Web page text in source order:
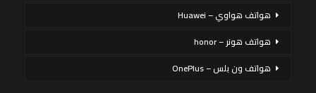
هواتف هواوي – Huawei
هواتف هونر – honor
هواتف ون بلس – OnePlus